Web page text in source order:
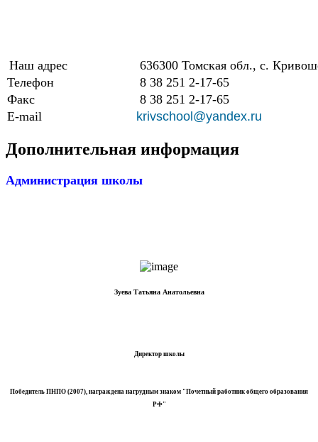
Наш адрес
636300 Томская обл., с.
Телефон
8 38 251 2-17-65
Факс
8 38 251 2-17-65
E-mail
krivschool@yandex.ru
Дополнительная информация
Администрация школы
Зуева Татьяна Анатольевна
Директор школы
Победитель ПНПО (2007), награждена нагрудным знаком "Почетный работник общего образования
РФ"